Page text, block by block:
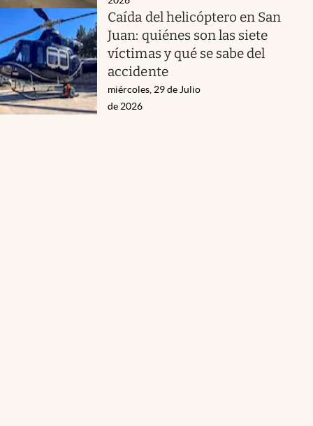
Caída del helicóptero en San
Juan: quiénes son las siete
víctimas y qué se sabe del
accidente
miércoles, 29 de Julio
de 2026